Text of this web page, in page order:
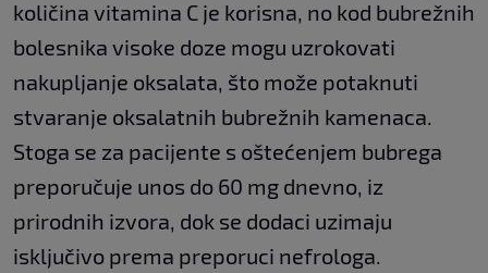
količina vitamina C je korisna, no kod bubrežnih
bolesnika visoke doze mogu uzrokovati
nakupljanje oksalata, što može potaknuti
stvaranje oksalatnih bubrežnih kamenaca.
Stoga se za pacijente s oštećenjem bubrega
preporučuje unos do 60 mg dnevno, iz
prirodnih izvora, dok se dodaci uzimaju
isključivo prema preporuci nefrologa.